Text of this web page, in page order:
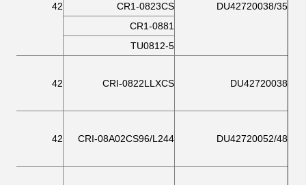
DU42720038/35
42
CR1-0823CS
CR1-0881
TU0812-5
DU42720038
CRI-0822LLXCS
42
DU42720052/48
CRI-08A02CS96/L244
42